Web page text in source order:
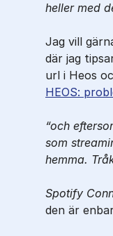
heller med
Jag vill
där jag
url i Heos
HEOS:
och
som
hemma.
Spotify
den är